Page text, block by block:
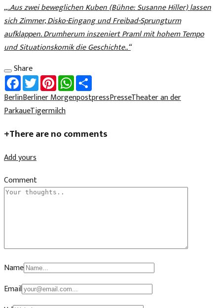
„..Aus zwei beweglichen Kuben (Bühne: Susanne Hiller) lassen
sich Zimmer, Disko-Eingang und Freibad-Sprungturm
aufklappen. Drumherum inszeniert Praml mit hohem Tempo
und Situationskomik die Geschichte..“
Share
FacebookTwitterPinterestWhatsApp
BerlinBerliner MorgenpostpressPresseTheater an der
ParkaueTigermilch
+There are no comments
Add yours
Comment
Name
Email